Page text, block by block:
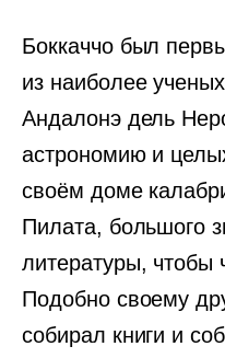
Боккаччо был
из наиболее
Андалонэ дель
астрономию и
своём доме
Пилата, большого
литературы, чтобы
Подобно своему
собирал книги и